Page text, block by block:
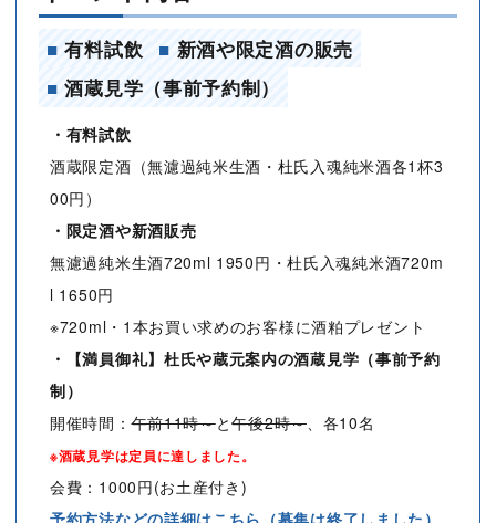
■ 有料試飲 ■ 新酒や限定酒の販売
■ 酒蔵見学（事前予約制）
・有料試飲
酒蔵限定酒（無濾過純米生酒・杜氏入魂純米酒各1杯3
00円）
・限定酒や新酒販売
無濾過純米生酒720ml 1950円・杜氏入魂純米酒720m
l 1650円
※720ml・1本お買い求めのお客様に酒粕プレゼント
・【満員御礼】杜氏や蔵元案内の酒蔵見学（事前予約
制）
開催時間：午前11時～と午後2時～、各10名
※酒蔵見学は定員に達しました。
会費：1000円(お土産付き)
予約方法などの詳細はこちら（募集は終了しました）